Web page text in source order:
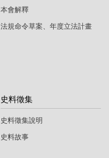
本會解釋
法規命令草案、年度立法計畫
史料徵集
史料徵集說明
史料故事